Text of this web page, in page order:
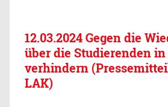
12.03.2024 Gegen die
über die Studierenden
verhindern
LAK)